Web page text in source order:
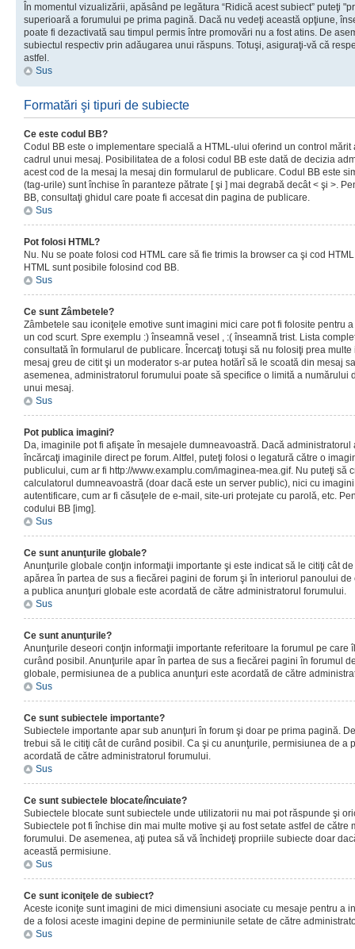
În momentul vizualizării, apăsând pe legătura “Ridică acest subiect” puteţi
superioară a forumului pe prima pagină. Dacă nu vedeţi această opţiune,
poate fi dezactivată sau timpul permis între promovări nu a fost atins. De
subiectul respectiv prin adăugarea unui răspuns. Totuşi, asiguraţi-vă că
astfel.
Sus
Formatări şi tipuri de subiecte
Ce este codul BB?
Codul BB este o implementare specială a HTML-ului oferind un control
cadrul unui mesaj. Posibilitatea de a folosi codul BB este dată de decizia
acest cod de la mesaj la mesaj din formularul de publicare. Codul BB este
(tag-urile) sunt închise în paranteze pătrate [ şi ] mai degrabă decât < şi >.
BB, consultaţi ghidul care poate fi accesat din pagina de publicare.
Sus
Pot folosi HTML?
Nu. Nu se poate folosi cod HTML care să fie trimis la browser ca şi cod
HTML sunt posibile folosind cod BB.
Sus
Ce sunt Zâmbetele?
Zâmbetele sau iconiţele emotive sunt imagini mici care pot fi folosite pentru
un cod scurt. Spre exemplu :) înseamnă vesel , :( înseamnă trist. Lista
consultată în formularul de publicare. Încercaţi totuşi să nu folosiţi prea
mesaj greu de citit şi un moderator s-ar putea hotărî să le scoată din mesaj
asemenea, administratorul forumului poate să specifice o limită a numărului
unui mesaj.
Sus
Pot publica imagini?
Da, imaginile pot fi afişate în mesajele dumneavoastră. Dacă
încărcaţi imaginile direct pe forum. Altfel, puteţi folosi o legatură către o
publicului, cum ar fi http://www.examplu.com/imaginea-mea.gif. Nu puteţi să
calculatorul dumneavoastră (doar dacă este un server public), nici cu
autentificare, cum ar fi căsuţele de e-mail, site-uri protejate cu parolă, etc.
codului BB [img].
Sus
Ce sunt anunţurile globale?
Anunţurile globale conţin informaţii importante şi este indicat să le citiţi cât
apărea în partea de sus a fiecărei pagini de forum şi în interiorul panoului
a publica anunţuri globale este acordată de către administratorul forumului.
Sus
Ce sunt anunţurile?
Anunţurile deseori conţin informaţii importante referitoare la forumul pe care
curând posibil. Anunţurile apar în partea de sus a fiecărei pagini în forumul
globale, permisiunea de a publica anunţuri este acordată de către
Sus
Ce sunt subiectele importante?
Subiectele importante apar sub anunţuri în forum şi doar pe prima pagină.
trebui să le citiţi cât de curând posibil. Ca şi cu anunţurile, permisiunea de a
acordată de către administratorul forumului.
Sus
Ce sunt subiectele blocate/încuiate?
Subiectele blocate sunt subiectele unde utilizatorii nu mai pot răspunde şi
Subiectele pot fi închise din mai multe motive şi au fost setate astfel de către
forumului. De asemenea, aţi putea să vă închideţi propriile subiecte doar
această permisiune.
Sus
Ce sunt iconiţele de subiect?
Aceste iconiţe sunt imagini de mici dimensiuni asociate cu mesaje pentru a
de a folosi aceste imagini depine de perminiunile setate de către
Sus